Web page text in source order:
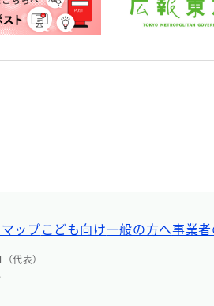
ップこども向け一般の方へ事業
代表）